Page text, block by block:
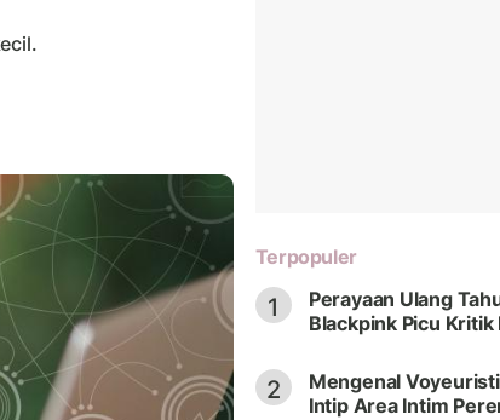
Terpopuler
1
Perayaan Ulang
Blackpink Picu
2
Mengenal
Intip Area Intim